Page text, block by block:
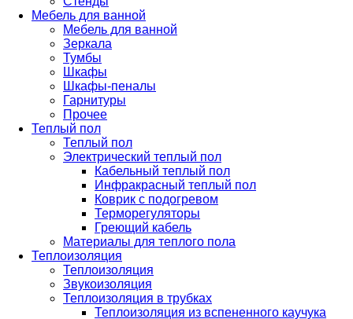
Мебель для ванной
Мебель для ванной
Зеркала
Тумбы
Шкафы
Шкафы-пеналы
Гарнитуры
Прочее
Теплый пол
Теплый пол
Электрический теплый пол
Кабельный теплый пол
Инфракрасный теплый пол
Коврик с подогревом
Терморегуляторы
Греющий кабель
Материалы для теплого пола
Теплоизоляция
Теплоизоляция
Звукоизоляция
Теплоизоляция в трубках
Теплоизоляция из вспененного каучука